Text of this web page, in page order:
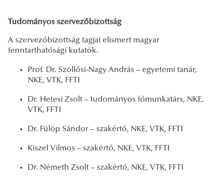
Tudományos szervezőbizottság
A szervezőbizottság tagjai elismert magyar
fenntarthatósági kutatók.
Prof. Dr. Szöllősi-Nagy András – egyetemi tanár,
NKE, VTK, FFTI
Dr. Hetesi Zsolt – tudományos főmunkatárs, NKE,
VTK, FFTI
Dr. Fülöp Sándor – szakértő, NKE, VTK, FFTI
Kiszel Vilmos – szakértő, NKE, VTK, FFTI
Dr. Németh Zsolt – szakértő, NKE, VTK, FFTI